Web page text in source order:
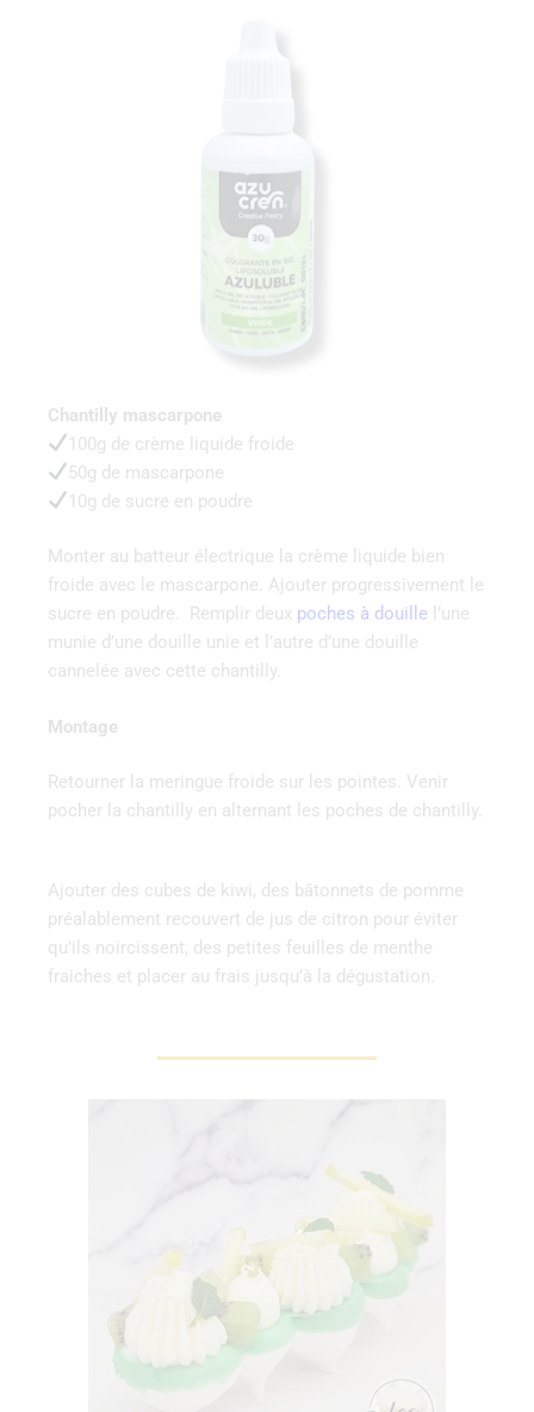
Chantilly mascarpone
100g de crème liquide froide
50g de mascarpone
10g de sucre en poudre
Monter au batteur électrique la crème liquide bien
froide avec le mascarpone. Ajouter progressivement le
sucre en poudre. Remplir deux poches à douille l’une
munie d’une douille unie et l’autre d’une douille
cannelée avec cette chantilly.
Montage
Retourner la meringue froide sur les pointes. Venir
pocher la chantilly en alternant les poches de chantilly.
Ajouter des cubes de kiwi, des bâtonnets de pomme
préalablement recouvert de jus de citron pour éviter
qu’ils noircissent, des petites feuilles de menthe
fraiches et placer au frais jusqu’à la dégustation.